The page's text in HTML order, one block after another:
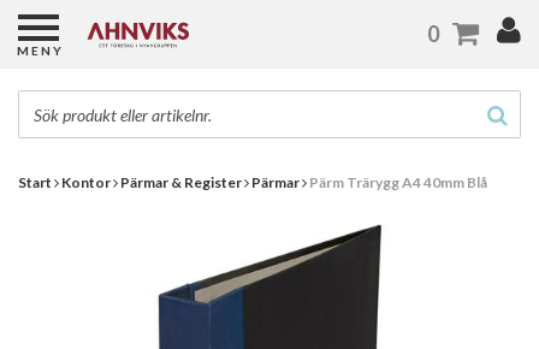
Start Kontor Pärmar & Register Pärmar Pärm Trärygg A4 40mm Blå
MENY
0